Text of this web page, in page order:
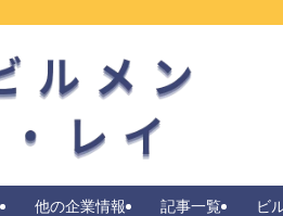
他の企業情報 記事一覧 ビ